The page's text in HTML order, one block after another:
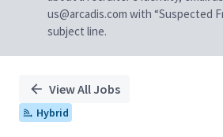
us@arcadis.com with “Suspected
subject line.
View All Jobs
Hybrid